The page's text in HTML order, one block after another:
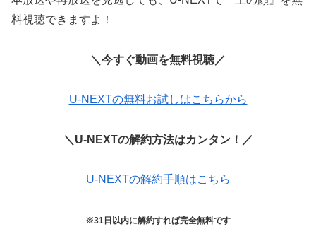
料視聴できますよ！
＼今すぐ動画を無料視聴／
U-NEXTの無料お試しはこちらから
＼U-NEXTの解約方法はカンタン！／
U-NEXTの解約手順はこちら
※31日以内に解約すれば完全無料です